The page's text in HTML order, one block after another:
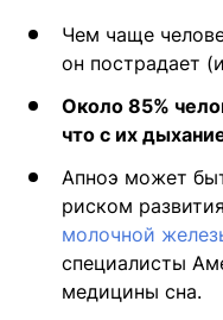
Чем чаще
он пострадает
Около 85%
что с их
Апноэ может
риском
молочной
специалисты
медицины сна.